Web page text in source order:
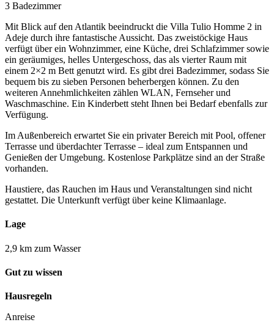
3 Badezimmer
Mit Blick auf den Atlantik beeindruckt die Villa Tulio Homme 2 in
Adeje durch ihre fantastische Aussicht. Das zweistöckige Haus
verfügt über ein Wohnzimmer, eine Küche, drei Schlafzimmer sowie
ein geräumiges, helles Untergeschoss, das als vierter Raum mit
einem 2×2 m Bett genutzt wird. Es gibt drei Badezimmer, sodass Sie
bequem bis zu sieben Personen beherbergen können. Zu den
weiteren Annehmlichkeiten zählen WLAN, Fernseher und
Waschmaschine. Ein Kinderbett steht Ihnen bei Bedarf ebenfalls zur
Verfügung.
Im Außenbereich erwartet Sie ein privater Bereich mit Pool, offener
Terrasse und überdachter Terrasse – ideal zum Entspannen und
Genießen der Umgebung. Kostenlose Parkplätze sind an der Straße
vorhanden.
Haustiere, das Rauchen im Haus und Veranstaltungen sind nicht
gestattet. Die Unterkunft verfügt über keine Klimaanlage.
Lage
2,9 km zum Wasser
Gut zu wissen
Hausregeln
Anreise